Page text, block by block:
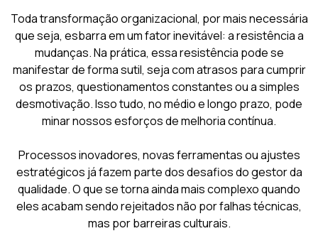
Toda transformação organizacional, por mais necessária
que seja, esbarra em um fator inevitável: a resistência a
mudanças. Na prática, essa resistência pode se
manifestar de forma sutil, seja com atrasos para cumprir
os prazos, questionamentos constantes ou a simples
desmotivação. Isso tudo, no médio e longo prazo, pode
minar nossos esforços de melhoria contínua.
Processos inovadores, novas ferramentas ou ajustes
estratégicos já fazem parte dos desafios do gestor da
qualidade. O que se torna ainda mais complexo quando
eles acabam sendo rejeitados não por falhas técnicas,
mas por barreiras culturais.